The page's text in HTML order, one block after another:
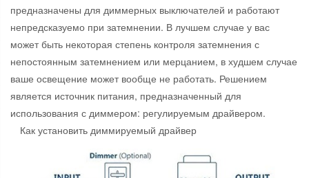
предназначены для диммерных выключателей и работают
непредсказуемо при затемнении. В лучшем случае у вас
может быть некоторая степень контроля затемнения с
непостоянным затемнением или мерцанием, в худшем случае
ваше освещение может вообще не работать. Решением
является источник питания, предназначенный для
использования с диммером: регулируемым драйвером.
Как установить диммируемый драйвер